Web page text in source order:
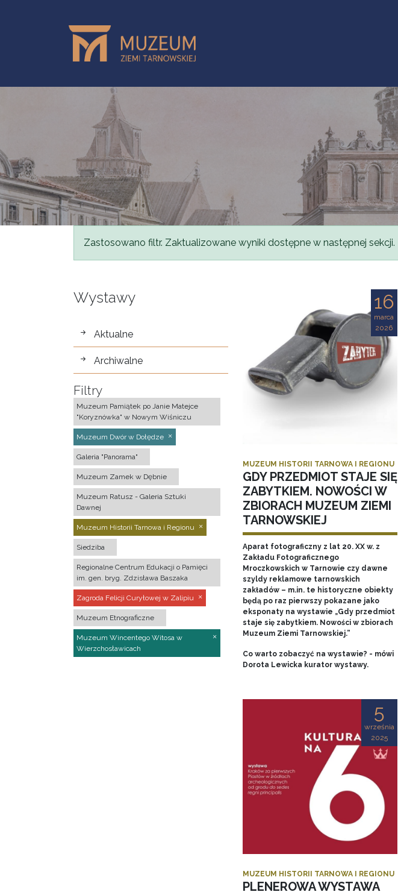
Komunikat
Zastosowano filtr. Zaktualizowane wyniki dostępne w następnej sekcji.
Wystawy
wystawy
Aktualne
Archiwalne
Filtry
Muzeum Pamiątek po Janie Matejce
"Koryznówka" w Nowym Wiśniczu
Muzeum Dwór w Dołędze
Galeria "Panorama"
Muzeum Zamek w Dębnie
Muzeum Ratusz - Galeria Sztuki
Dawnej
Muzeum Historii Tarnowa i Regionu
Siedziba
Regionalne Centrum Edukacji o Pamięci
im. gen. bryg. Zdzisława Baszaka
Zagroda Felicji Curyłowej w Zalipiu
Muzeum Etnograficzne
Muzeum Wincentego Witosa w
Wierzchosławicach
16
marca
2026
MUZEUM HISTORII TARNOWA I REGIONU
GDY PRZEDMIOT STAJE SIĘ
ZABYTKIEM. NOWOŚCI W
ZBIORACH MUZEUM ZIEMI
TARNOWSKIEJ
Aparat fotograficzny z lat 20. XX w. z
Zakładu Fotograficznego
Mroczkowskich w Tarnowie czy dawne
szyldy reklamowe tarnowskich
zakładów – m.in. te historyczne obiekty
będą po raz pierwszy pokazane jako
eksponaty na wystawie „Gdy przedmiot
staje się zabytkiem. Nowości w zbiorach
Muzeum Ziemi Tarnowskiej.”
Co warto zobaczyć na wystawie? - mówi
Dorota Lewicka kurator wystawy.
5
września
2025
MUZEUM HISTORII TARNOWA I REGIONU
PLENEROWA WYSTAWA